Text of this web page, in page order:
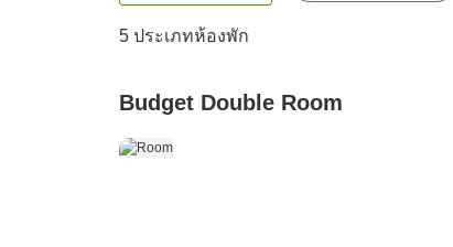
5 ประเภทห้องพัก
Budget Double Room